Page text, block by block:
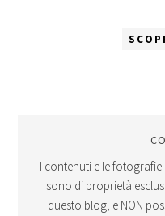
I contenuti e le fotografie
sono di proprietà
questo blog, e NON